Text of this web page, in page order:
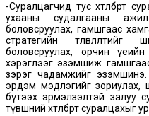
-Суралцагчид тус хөтөлбөрт
ухааны судалгааны
боловсруулах, гамшгаас
стратегийн
боловсруулах, орчин
хэрэглээг эзэмшиж
зэрэг чадамжийг эзэмшинэ.
эрдэм мэдлэгийг
бүтээх эрмэлзэлтэй залуу
түвшний хөтөлбөрт суралцахыг